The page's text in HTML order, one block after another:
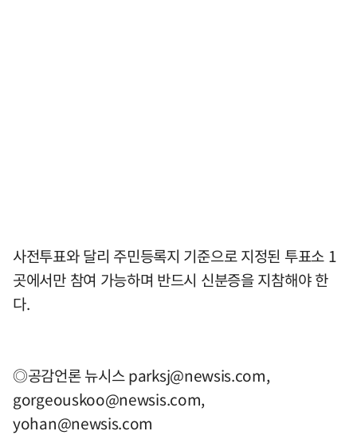
사전투표와 달리 주민등록지 기준으로 지정된 투표소 1
곳에서만 참여 가능하며 반드시 신분증을 지참해야 한
다.
◎공감언론 뉴시스parksj@newsis.com,
gorgeouskoo@newsis.com,
yohan@newsis.com